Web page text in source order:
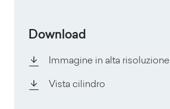
Download
Immagine in alta risoluzione
Vista cilindro